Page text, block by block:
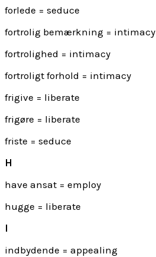
forlede = seduce
fortrolig bemærkning = intimacy
fortrolighed = intimacy
fortroligt forhold = intimacy
frigive = liberate
frigøre = liberate
friste = seduce
H
have ansat = employ
hugge = liberate
I
indbydende = appealing